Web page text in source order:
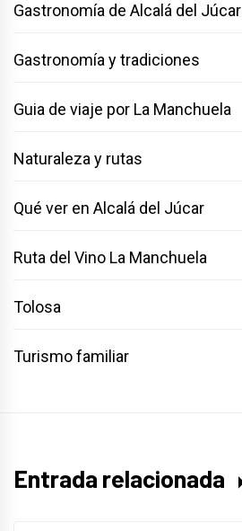
Gastronomía de Alcalá del Júcar
Gastronomía y tradiciones
Guia de viaje por La Manchuela
Naturaleza y rutas
Qué ver en Alcalá del Júcar
Ruta del Vino La Manchuela
Tolosa
Turismo familiar
Entrada relacionada